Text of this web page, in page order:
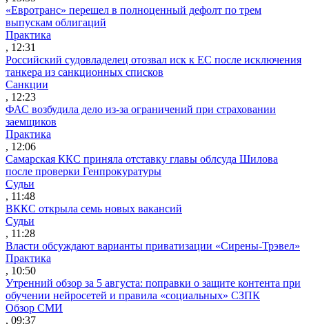
«Евротранс» перешел в полноценный дефолт по трем
выпускам облигаций
Практика
, 12:31
Российский судовладелец отозвал иск к ЕС после исключения
танкера из санкционных списков
Санкции
, 12:23
ФАС возбудила дело из-за ограничений при страховании
заемщиков
Практика
, 12:06
Самарская ККС приняла отставку главы облсуда Шилова
после проверки Генпрокуратуры
Судьи
, 11:48
ВККС открыла семь новых вакансий
Судьи
, 11:28
Власти обсуждают варианты приватизации «Сирены-Трэвел»
Практика
, 10:50
Утренний обзор за 5 августа: поправки о защите контента при
обучении нейросетей и правила «социальных» СЗПК
Обзор СМИ
, 09:37